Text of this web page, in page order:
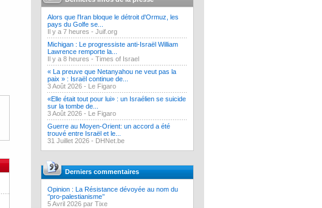
Alors que l'Iran bloque le détroit d'Ormuz, les
pays du Golfe se...
Il y a 7 heures - Juif.org
Michigan : Le progressiste anti-Israël William
Lawrence remporte la...
Il y a 8 heures - Times of Israel
« La preuve que Netanyahou ne veut pas la
paix » : Israël continue de...
3 Août 2026 - Le Figaro
«Elle était tout pour lui» : un Israélien se suicide
sur la tombe de...
3 Août 2026 - Le Figaro
Guerre au Moyen-Orient: un accord a été
trouvé entre Israël et le...
31 Juillet 2026 - DHNet.be
Derniers commentaires
Opinion : La Résistance dévoyée au nom du
‘’pro-palestianisme’’
5 Avril 2026 par Tixe